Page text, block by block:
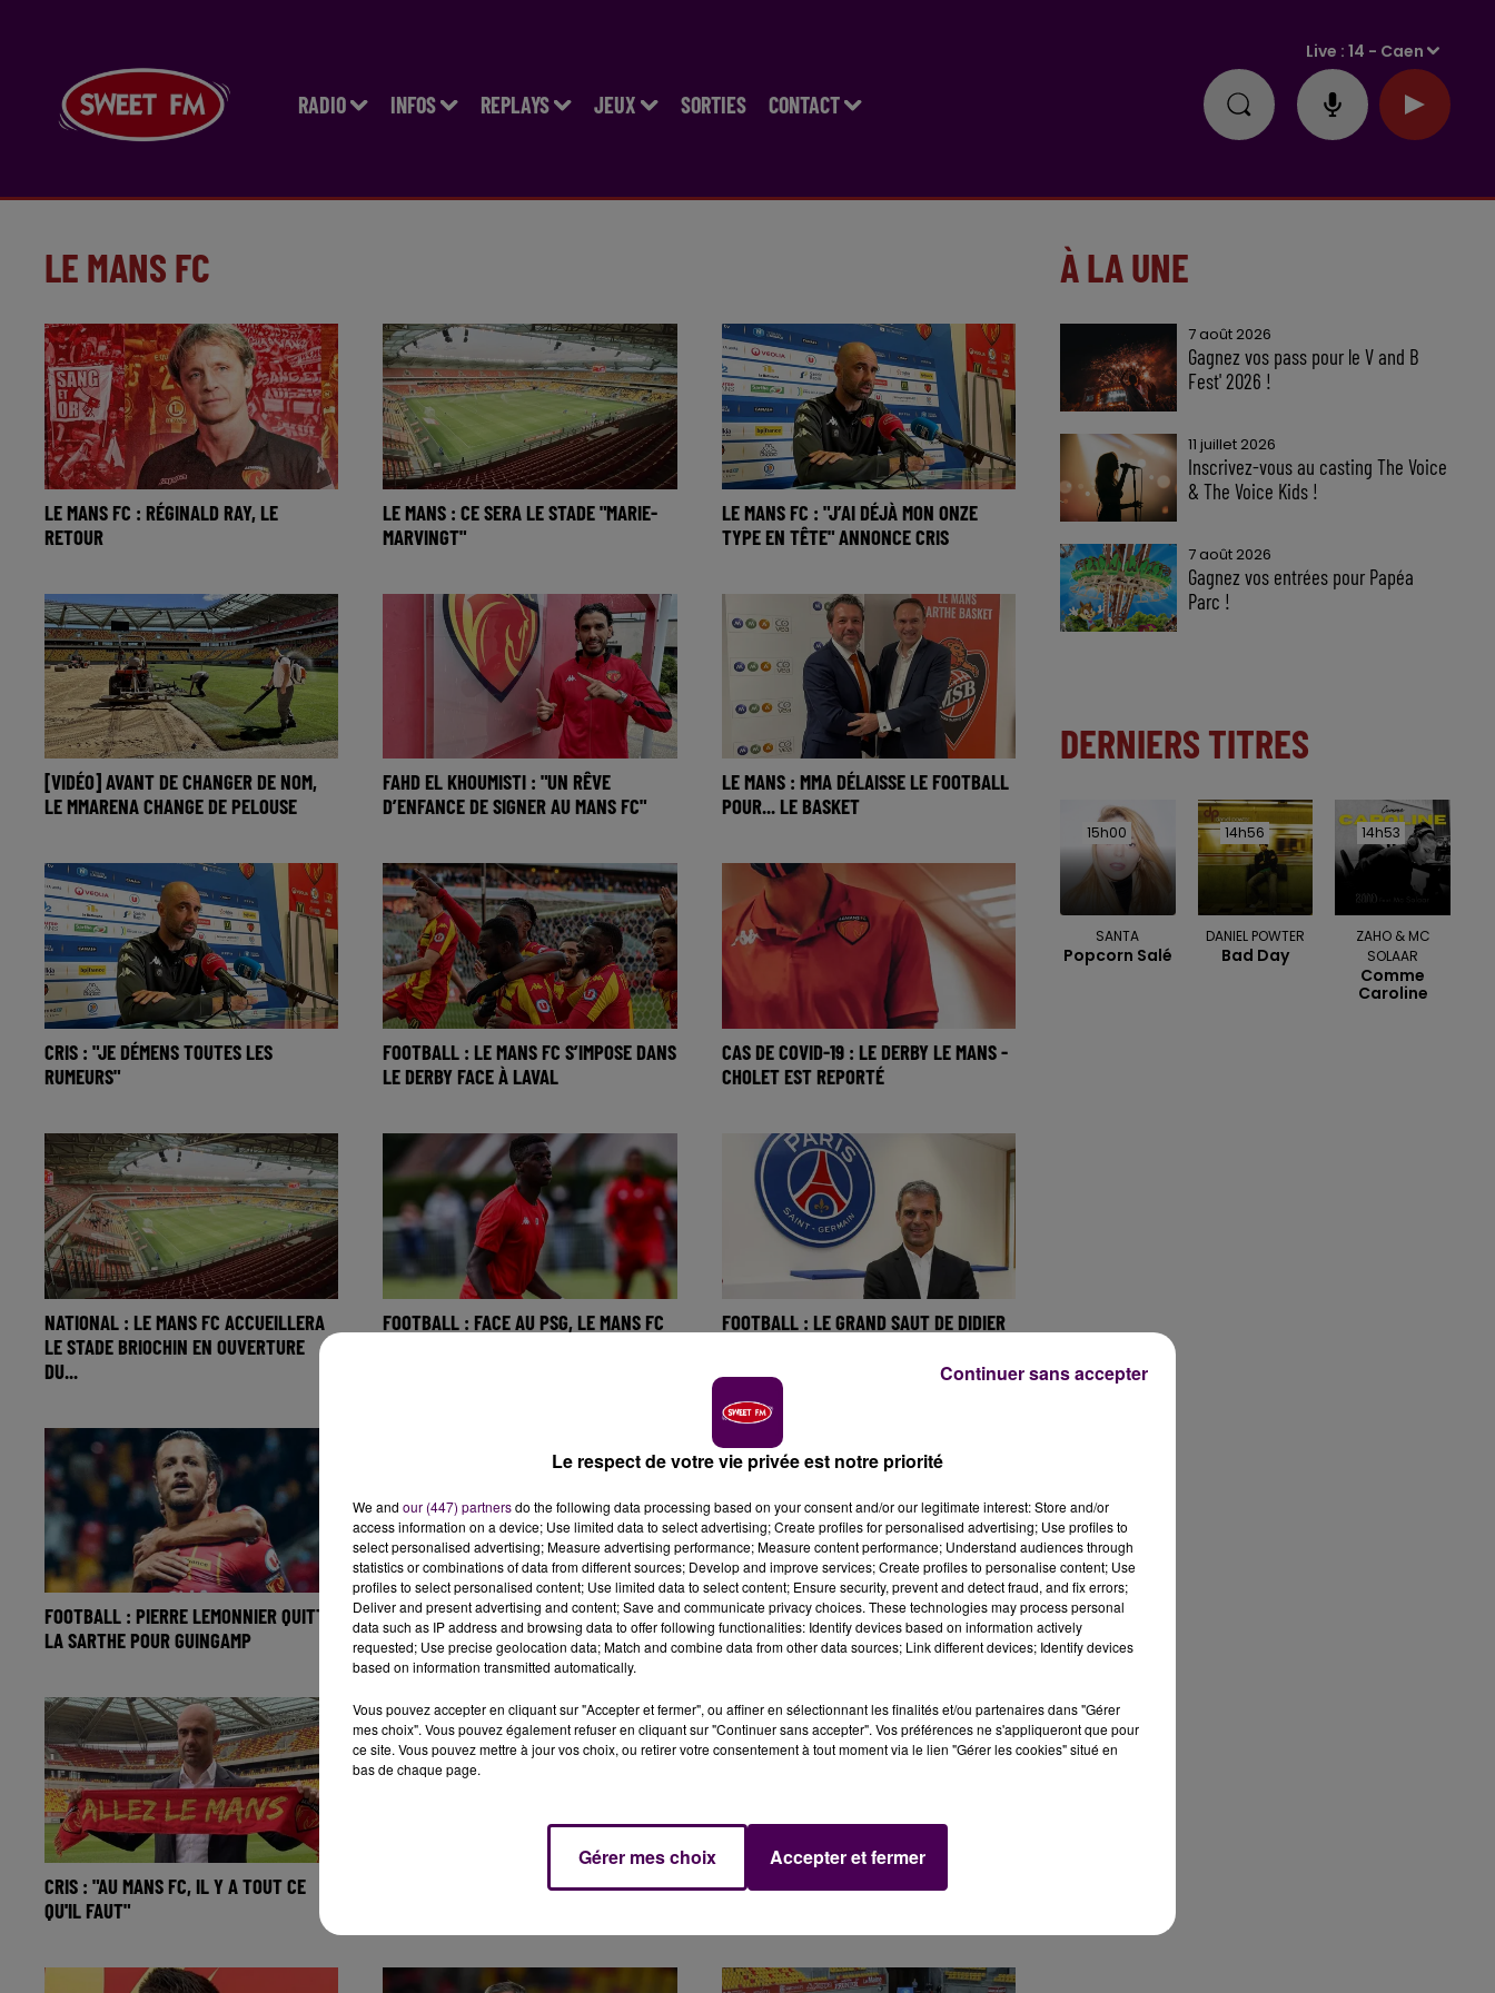
RADIO INFOS REPLAYS JEUX SORTIES CONTACT
Live :14 - Caen
LE MANS FC
LE MANS FC : RÉGINALD RAY, LE
RETOUR
LE MANS : CE SERA LE STADE "MARIE-
MARVINGT"
LE MANS FC : "J’AI DÉJÀ MON ONZE
TYPE EN TÊTE" ANNONCE CRIS
[VIDÉO] AVANT DE CHANGER DE NOM,
LE MMARENA CHANGE DE PELOUSE
FAHD EL KHOUMISTI : "UN RÊVE
D’ENFANCE DE SIGNER AU MANS FC"
LE MANS : MMA DÉLAISSE LE FOOTBALL
POUR... LE BASKET
CRIS : "JE DÉMENS TOUTES LES
RUMEURS"
FOOTBALL : LE MANS FC S’IMPOSE DANS
LE DERBY FACE À LAVAL
CAS DE COVID-19 : LE DERBY LE MANS -
CHOLET EST REPORTÉ
NATIONAL : LE MANS FC ACCUEILLERA
LE STADE BRIOCHIN EN OUVERTURE
DU...
FOOTBALL : FACE AU PSG, LE MANS FC
FOOTBALL : LE GRAND SAUT DE DIDIER
FOOTBALL : PIERRE LEMONNIER QUITTE
LA SARTHE POUR GUINGAMP
LE MANS FC : QUEL RÔLE POUR WILLIAM
PRUNIER ?
LE MANS FC : DE NOMBREUX JOUEURS
S'EN VONT
CRIS : "AU MANS FC, IL Y A TOUT CE
QU'IL FAUT"
FOOTBALL : CRIS NOUVEL ENTRAÎNEUR
FOOTBALL : DIDIER OLLÉ-NICOLLE
À LA UNE
7 août 2026
Gagnez vos pass pour le V and B
Fest' 2026 !
11 juillet 2026
Inscrivez-vous au casting The Voice
& The Voice Kids !
7 août 2026
Gagnez vos entrées pour Papéa
Parc !
DERNIERS TITRES
15h00
15h00
SANTA
Popcorn Salé
14h56
14h56
DANIEL POWTER
Bad Day
14h53
14h53
ZAHO & MC
SOLAAR
Comme
Caroline
Le respect de votre vie privée est notre priorité
We and our (447) partnersdo the following data processing based on your consent and/or our legitimate interest: Store and/or
access information on a device; Use limited data to select advertising; Create profiles for personalised advertising; Use profiles to
select personalised advertising; Measure advertising performance; Measure content performance; Understand audiences through
statistics or combinations of data from different sources; Develop and improve services; Create profiles to personalise content; Use
profiles to select personalised content; Use limited data to select content; Ensure security, prevent and detect fraud, and fix errors;
Deliver and present advertising and content; Save and communicate privacy choices. These technologies may process personal
data such as IP address and browsing data to offer following functionalities: Identify devices based on information actively
requested; Use precise geolocation data; Match and combine data from other data sources; Link different devices; Identify devices
based on information transmitted automatically.
Vous pouvez accepter en cliquant sur "Accepter et fermer", ou affiner en sélectionnant les finalités et/ou partenaires dans "Gérer
mes choix". Vous pouvez également refuser en cliquant sur "Continuer sans accepter". Vos préférences ne s'appliqueront que pour
ce site. Vous pouvez mettre à jour vos choix, ou retirer votre consentement à tout moment via le lien "Gérer les cookies" situé en
bas de chaque page.
Gérer mes choix Accepter et fermer
Continuer sans accepter